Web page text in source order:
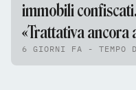
immobili
«Trattativa ancora
6 GIORNI FA - TEMPO